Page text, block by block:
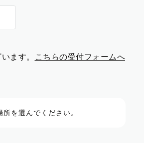
ます。
こちらの受付フォームへ
を選んでください。